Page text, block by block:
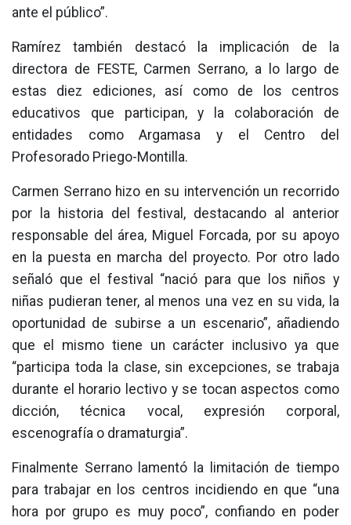
ante el público”.
Ramírez también destacó la implicación de la
directora de FESTE, Carmen Serrano, a lo largo de
estas diez ediciones, así como de los centros
educativos que participan, y la colaboración de
entidades como Argamasa y el Centro del
Profesorado Priego-Montilla.
Carmen Serrano hizo en su intervención un recorrido
por la historia del festival, destacando al anterior
responsable del área, Miguel Forcada, por su apoyo
en la puesta en marcha del proyecto. Por otro lado
señaló que el festival “nació para que los niños y
niñas pudieran tener, al menos una vez en su vida, la
oportunidad de subirse a un escenario”, añadiendo
que el mismo tiene un carácter inclusivo ya que
“participa toda la clase, sin excepciones, se trabaja
durante el horario lectivo y se tocan aspectos como
dicción, técnica vocal, expresión corporal,
escenografía o dramaturgia”.
Finalmente Serrano lamentó la limitación de tiempo
para trabajar en los centros incidiendo en que “una
hora por grupo es muy poco”, confiando en poder